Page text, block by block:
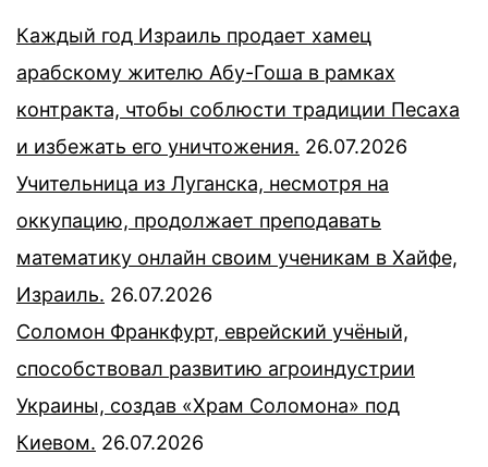
Каждый год Израиль продает хамец
арабскому жителю Абу-Гоша в рамках
контракта, чтобы соблюсти традиции Песаха
и избежать его уничтожения. 26.07.2026
Учительница из Луганска, несмотря на
оккупацию, продолжает преподавать
математику онлайн своим ученикам в Хайфе,
Израиль. 26.07.2026
Соломон Франкфурт, еврейский учёный,
способствовал развитию агроиндустрии
Украины, создав «Храм Соломона» под
Киевом. 26.07.2026